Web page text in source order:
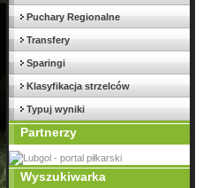
Puchary Regionalne
Transfery
Sparingi
Klasyfikacja strzelców
Typuj wyniki
Partnerzy
Wyszukiwarka